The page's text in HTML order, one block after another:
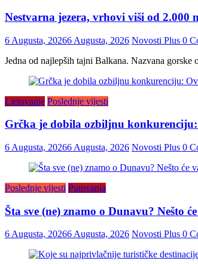
Nestvarna jezera, vrhovi viši od 2.000
6 Augusta, 20266 Augusta, 2026 Novosti Plus 0
Jedna od najlepših tajni Balkana. Nazvana gorske
Ljetovanje Poslednje vijesti
Grčka je dobila ozbiljnu
6 Augusta, 20266 Augusta, 2026 Novosti Plus 0
Poslednje vijesti Putovanja
Šta sve (ne) znamo o Dunavu? Nešto
6 Augusta, 20266 Augusta, 2026 Novosti Plus 0